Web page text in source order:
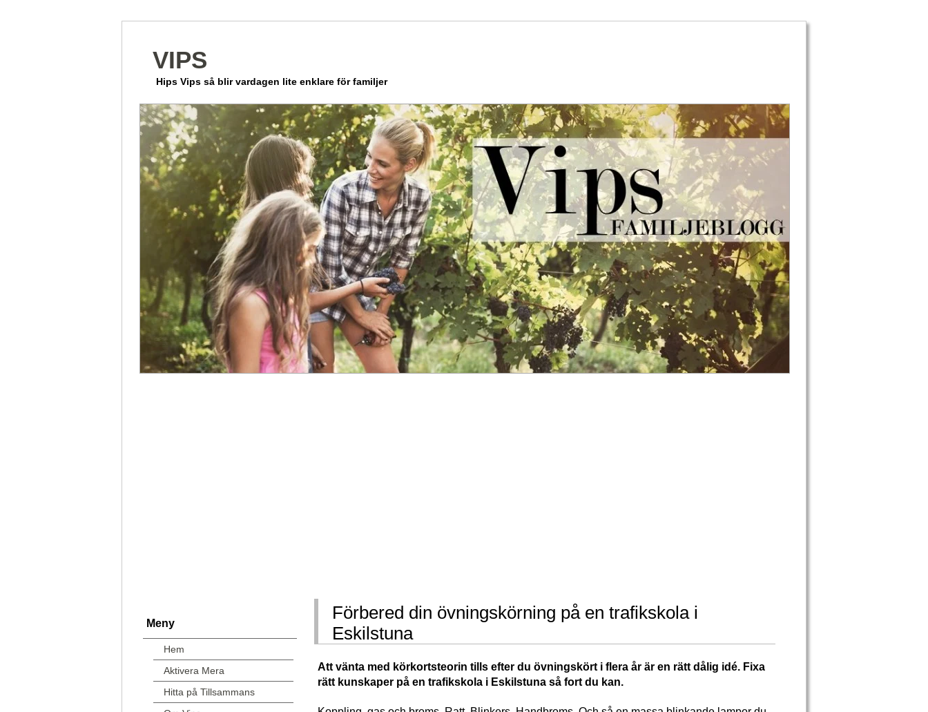
VIPS
Hips Vips så blir vardagen lite enklare för familjer
Förbered din övningskörning på en trafikskola i
Eskilstuna
Att vänta med körkortsteorin tills efter du övningskört i flera år är en rätt dålig idé. Fixa
rätt kunskaper på en trafikskola i Eskilstuna så fort du kan.
Meny
Hem
Aktivera Mera
Hitta på Tillsammans